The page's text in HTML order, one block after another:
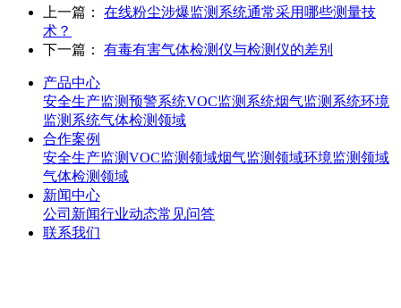
上一篇：
在线粉尘涉爆监测系统通常采用哪些测量技
术？
下一篇：
有毒有害气体检测仪与检测仪的差别
产品中心
安全生产监测预警系统VOC监测系统烟气监测系统环境
监测系统气体检测领域
合作案例
安全生产监测VOC监测领域烟气监测领域环境监测领域
气体检测领域
新闻中心
公司新闻行业动态常见问答
联系我们